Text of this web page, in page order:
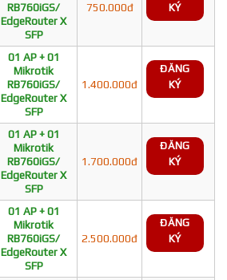
RB760iGS/
EdgeRouter X
SFP
750.000đ
KÝ
01 AP + 01
Mikrotik
RB760iGS/
EdgeRouter X
SFP
1.400.000đ
ĐĂNG
KÝ
01 AP + 01
Mikrotik
RB760iGS/
EdgeRouter X
SFP
1.700.000đ
ĐĂNG
KÝ
01 AP + 01
Mikrotik
RB760iGS/
EdgeRouter X
SFP
2.500.000đ
ĐĂNG
KÝ